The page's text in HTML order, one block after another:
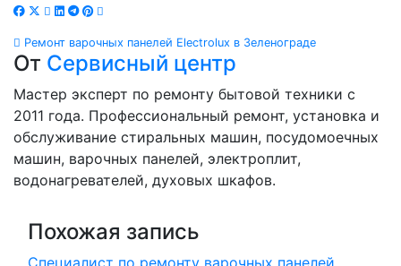
Навигация
по
записям
Ремонт варочных панелей Electrolux в Зеленограде
От Сервисный центр
Мастер эксперт по ремонту бытовой техники с
2011 года. Профессиональный ремонт, установка и
обслуживание стиральных машин, посудомоечных
машин, варочных панелей, электроплит,
водонагревателей, духовых шкафов.
Похожая запись
Специалист по ремонту варочных панелей